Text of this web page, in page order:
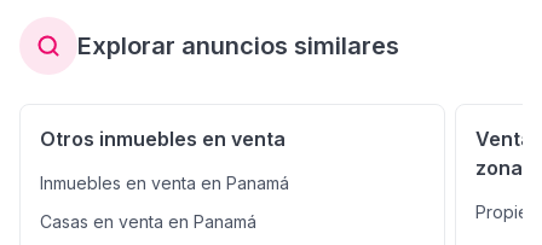
Explorar anuncios similares
Otros inmuebles en venta
Inmuebles en venta en Panamá
Casas en venta en Panamá
Venta
zonas